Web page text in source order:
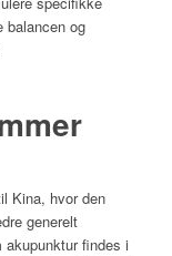
balancen og
Kina, hvor den
generelt
findes i